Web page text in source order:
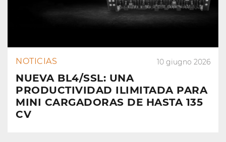
NOTICIAS 10 giugno 2026
NUEVA BL4/SSL: UNA
PRODUCTIVIDAD ILIMITADA PARA
MINI CARGADORAS DE HASTA 135
CV